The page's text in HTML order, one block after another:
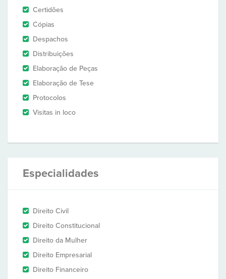
Certidões
Cópias
Despachos
Distribuições
Elaboração de Peças
Elaboração de Tese
Protocolos
Visitas in loco
Especialidades
Direito Civil
Direito Constitucional
Direito da Mulher
Direito Empresarial
Direito Financeiro